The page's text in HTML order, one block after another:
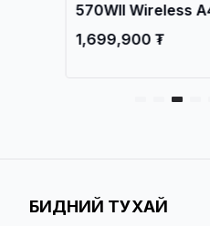
570WII Wireless A4
Duplex Document
1,699,900 ₮
БИДНИЙ ТУХАЙ